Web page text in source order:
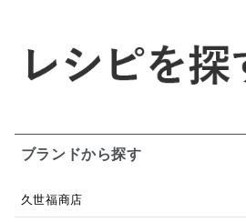
ブランドから探す
久世福商店